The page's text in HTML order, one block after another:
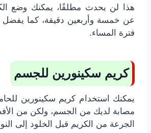
هذا لن يحدث مطلقًا، يمكنك وضع
عن خمسة وأربعين دقيقة، كما
فترة المساء.
كريم سكينورين للجسم
يمكنك استخدام كريم سكينورين
مصابة لديك من الجسم، ولكن من
الجرعة من الكريم قبل الخلود إلى